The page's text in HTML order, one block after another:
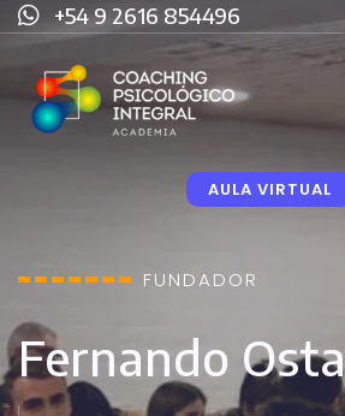
+54 9 2616 854496
AULA VIRTUAL
FUNDADOR
Fernando Osta